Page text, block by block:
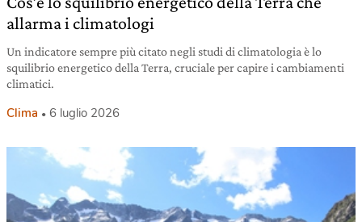
allarma i climatologi
Un indicatore sempre più citato negli studi di climatologia è lo
squilibrio energetico della Terra, cruciale per capire i cambiamenti
climatici.
Clima 6 luglio 2026